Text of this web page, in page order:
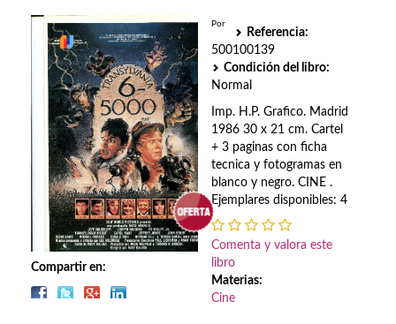
Autoayuda. Crecimiento personal
Biografía
Biografías
Ciencia ficción
Cocina
Cómic
Cuentos y relatos
Compartir en:
Por
Referencia:
500100139
Condición del libro:
Normal
Imp. H.P. Grafico. Madrid
1986 30 x 21 cm. Cartel
+ 3 paginas con ficha
tecnica y fotogramas en
blanco y negro. CINE .
Ejemplares disponibles: 4
Comenta y valora este
libro
Materias:
Cine